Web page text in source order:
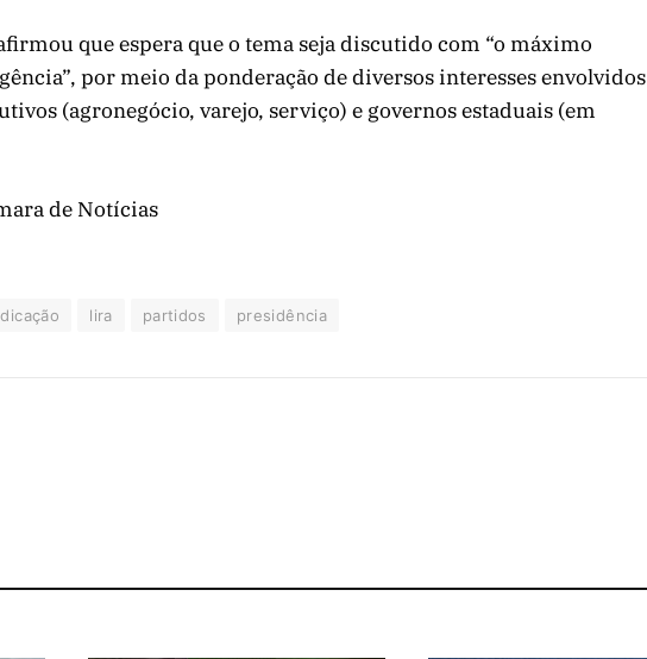
que espera que o tema seja discutido com “o máximo
por meio da ponderação de diversos interesses envolvidos
(agronegócio, varejo, serviço) e governos estaduais (em
de Notícias
lira partidos presidência